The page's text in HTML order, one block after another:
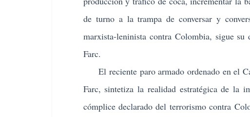
de turno a la trampa de conversar y
marxista-leninista contra Colombia, sigue
Farc.
El reciente paro armado ordenado en el
Farc, sintetiza la realidad estratégica de la
cómplice declarado del terrorismo contra